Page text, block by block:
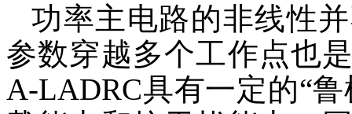
功率主电路的非线性
参数穿越多个工作点也
A-LADRC具有一定的“